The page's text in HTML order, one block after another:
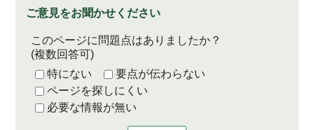
ご意見をお聞かせください
このページに問題点はありましたか？
(複数回答可)
特にない
要点が伝わらない
ページを探しにくい
必要な情報が無い